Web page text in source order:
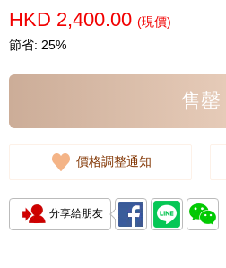
HKD 2,400.00 (現價)
節省: 25%
售罄
價格調整通知
分享給朋友